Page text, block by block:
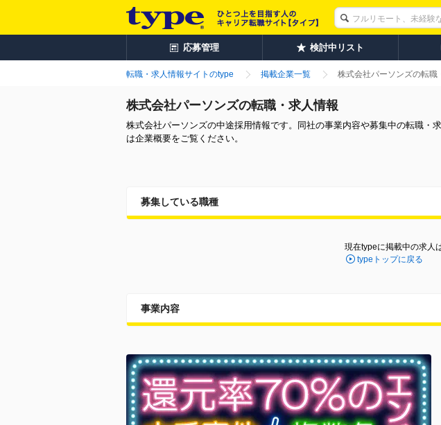
応募管理 検討中リスト
転職・求人情報サイトのtype 掲載企業一覧 株式会社パーソンズの転職
株式会社パーソンズの転職・求人情報
株式会社パーソンズの中途採用情報です。同社の事業内容や募集中の転職・
は企業概要をご覧ください。
募集している職種
現在typeに掲載中の求人
typeトップに戻る
事業内容